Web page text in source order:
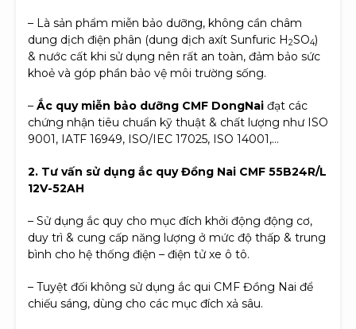
– Là sản phẩm miễn bảo dưỡng, không cần châm
dung dịch điện phân (dung dịch axít Sunfuric H2SO4)
& nước cất khi sử dụng nên rất an toàn, đảm bảo sức
khoẻ và góp phần bảo vệ môi trường sống.
– Ắc quy miễn bảo dưỡng CMF DongNai đạt các
chứng nhận tiêu chuẩn kỹ thuật & chất lượng như ISO
9001, IATF 16949, ISO/IEC 17025, ISO 14001,…
2. Tư vấn sử dụng ắc quy Đồng Nai CMF 55B24R/L
12V-52AH
– Sử dụng ắc quy cho mục đích khởi động động cơ,
duy trì & cung cấp năng lượng ở mức độ thấp & trung
bình cho hệ thống điện – điện tử xe ô tô.
– Tuyệt đối không sử dụng ắc qui CMF Đồng Nai để
chiếu sáng, dùng cho các mục đích xả sâu.